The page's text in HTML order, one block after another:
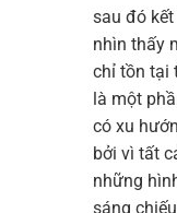
sau đó
nhìn thấy
chỉ tồn tại
là một
có xu
bởi vì tất
những
sáng